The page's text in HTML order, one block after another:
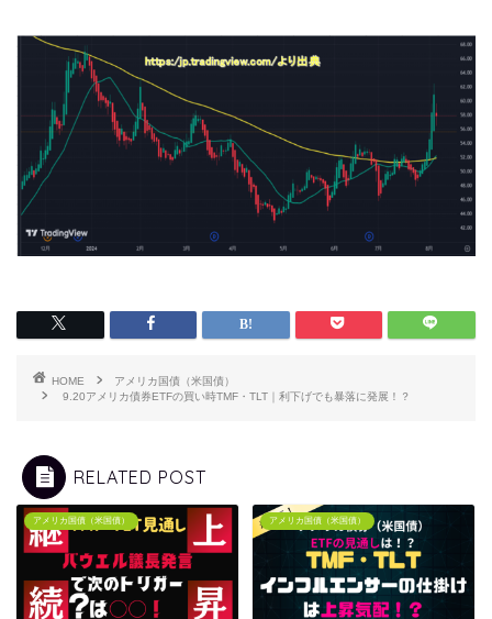
HOME
アメリカ国債（米国債）
9.20アメリカ債券ETFの買い時TMF・TLT｜利下げでも暴落に発展！？
RELATED POST
アメリカ国債（米国債） アメリカ国債（米国債）